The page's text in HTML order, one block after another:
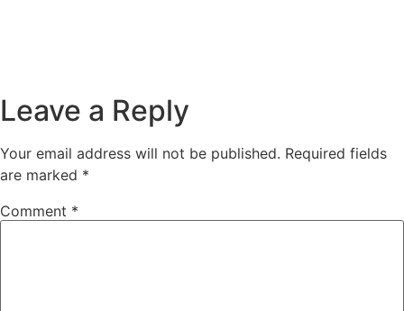
Leave a Reply
Your email address will not be published. Required fields
are marked *
Comment *